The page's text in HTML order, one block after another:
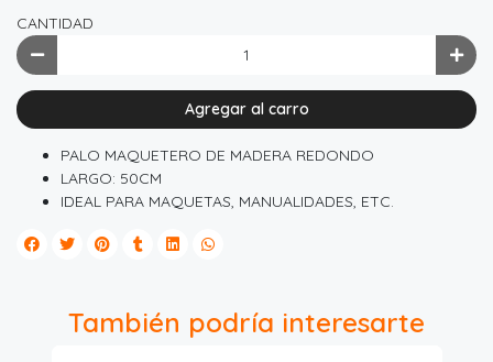
CANTIDAD
Agregar al carro
PALO MAQUETERO DE MADERA REDONDO
LARGO: 50CM
IDEAL PARA MAQUETAS, MANUALIDADES, ETC.
También podría interesarte